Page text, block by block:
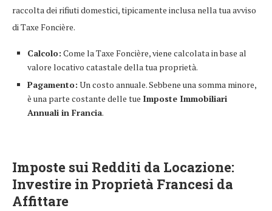
raccolta dei rifiuti domestici, tipicamente inclusa nella tua avviso
di Taxe Foncière.
Calcolo: Come la Taxe Foncière, viene calcolata in base al
valore locativo catastale della tua proprietà.
Pagamento: Un costo annuale. Sebbene una somma minore,
è una parte costante delle tue Imposte Immobiliari
Annuali in Francia.
Imposte sui Redditi da Locazione:
Investire in Proprietà Francesi da
Affittare